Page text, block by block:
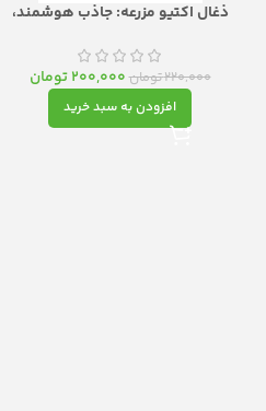
ذغال اکتیو مزرعه: جاذب هوشمند،
220,000تومان200,000 تومان
افزودن به سبد خرید